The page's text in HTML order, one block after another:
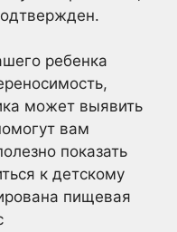
ребенка
может выявить
вам
показать
к детскому
пищевая